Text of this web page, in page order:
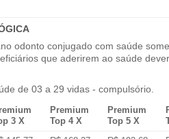
odonto conjugado com saúde
que aderirem ao saúde
de 03 a 29 vidas - compulsório.
3 X
Premium
Top 4 X
Premium
Top 5 X